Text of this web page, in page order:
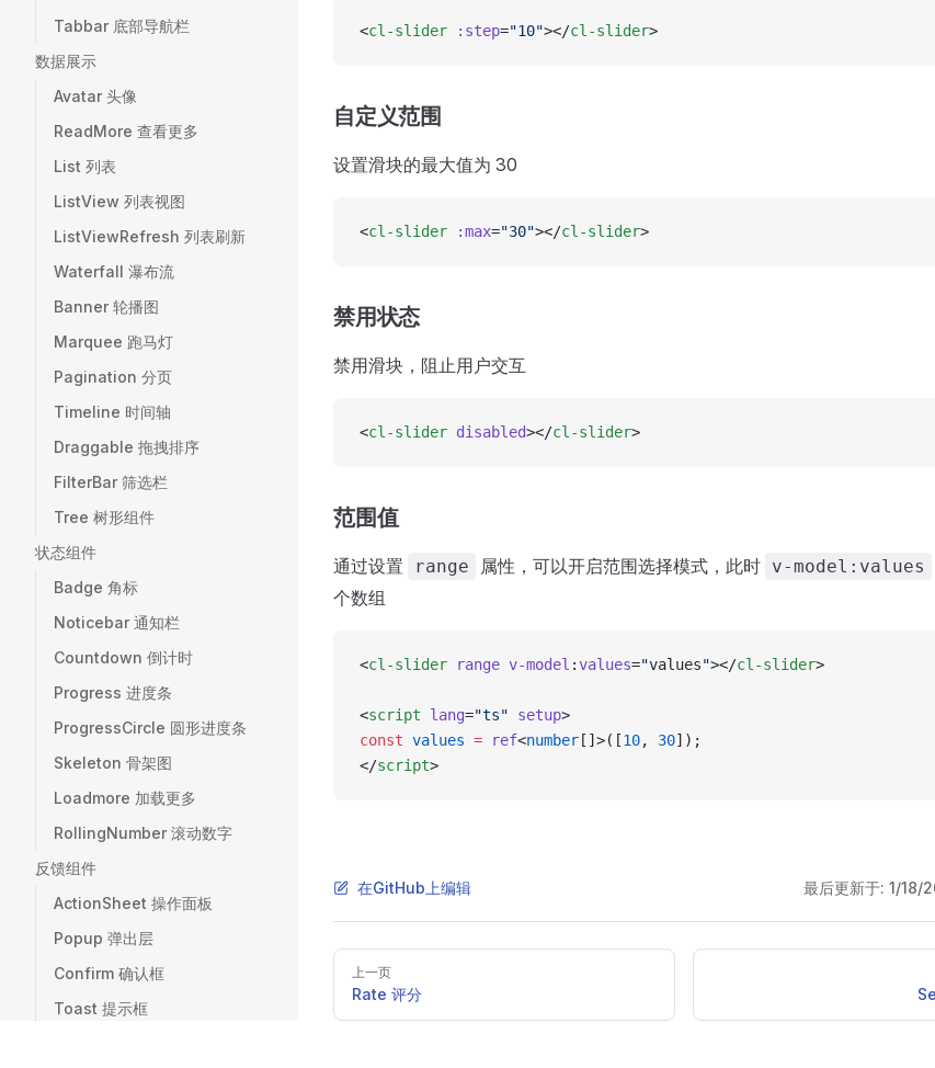
Tabbar 底部导航栏
数据展示
Avatar 头像
ReadMore 查看更多
List 列表
ListView 列表视图
ListViewRefresh 列表刷新
Waterfall 瀑布流
Banner 轮播图
Marquee 跑马灯
Pagination 分页
Timeline 时间轴
Draggable 拖拽排序
FilterBar 筛选栏
Tree 树形组件
状态组件
Badge 角标
Noticebar 通知栏
Countdown 倒计时
Progress 进度条
ProgressCircle 圆形进度条
Skeleton 骨架图
Loadmore 加载更多
RollingNumber 滚动数字
反馈组件
ActionSheet 操作面板
Popup 弹出层
Confirm 确认框
Toast 提示框
<cl-slider :step="10"></cl-slider>
自定义范围
设置滑块的最大值为 30
<cl-slider :max="30"></cl-slider>
禁用状态
禁用滑块，阻止用户交互
<cl-slider disabled></cl-slider>
范围值
通过设置 range 属性，可以开启范围选择模式，此时 v-model:values
个数组
<cl-slider range v-model :values="values"></cl-slider>
<script lang="ts" setup>
const values = ref<number []>([10, 30]);
</script>
在GitHub上编辑 最后更新于: 1/18/
Pager
上一页
Rate 评分